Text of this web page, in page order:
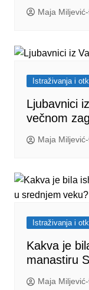
Maja
Istraživanja i
Ljubavnici
večnom
Maja
Istraživanja i
Kakva je
manastiru
Maja